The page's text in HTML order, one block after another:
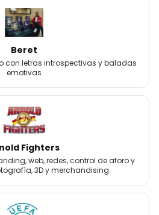
Beret
con letras introspectivas y baladas
emotivas
Fighters
web, redes, control de aforo y
3D y merchandising.